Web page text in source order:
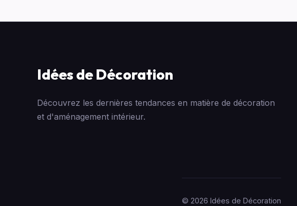
Idées de Décoration
Découvrez les dernières tendances en matière de décoration
et d'aménagement intérieur.
© 2026 Idées de Décoration